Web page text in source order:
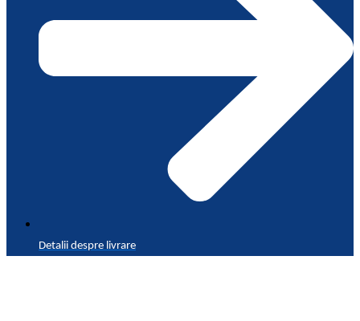
Detalii despre livrare